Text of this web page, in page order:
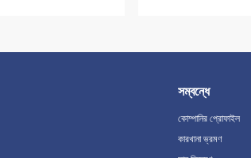
সম্বন্ধে
কোম্পানির প্রোফাইল
কারখানা ভ্রমণ